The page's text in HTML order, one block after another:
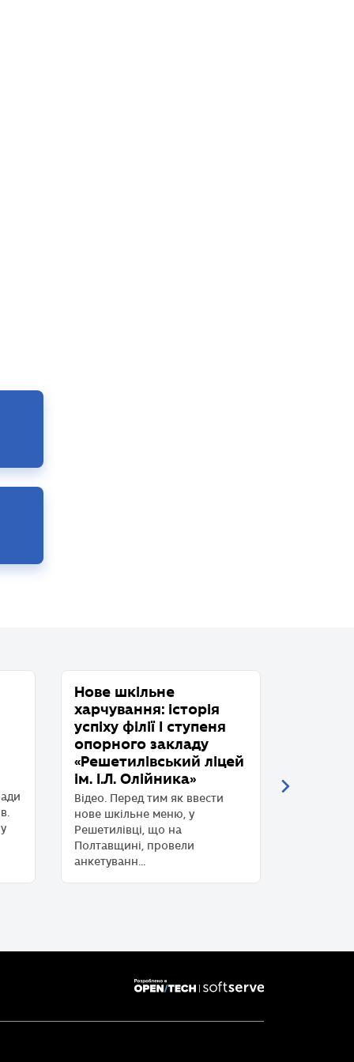
Нове шкільне
харчування: історія
успіху філії І ступеня
опорного закладу
«Решетилівський ліцей
ім. І.Л. Олійника»
Відео. Перед тим як ввести
нове шкільне меню, у
Решетилівці, що на
Полтавщині, провели
анкетуванн...